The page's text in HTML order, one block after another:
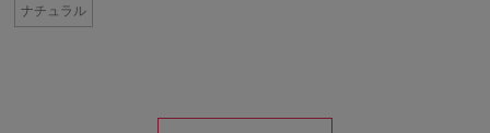
ナチュラル